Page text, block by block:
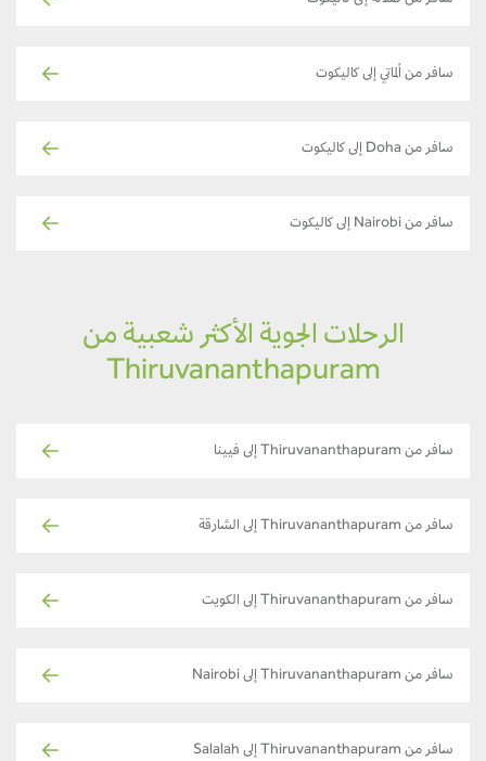
سافر من ألماتي إلى كاليكوت
سافر من Doha إلى كاليكوت
سافر من Nairobi إلى كاليكوت
الرحلات الجوية الأكثر شعبية من
Thiruvananthapuram
سافر من Thiruvananthapuram إلى فيينا
سافر من Thiruvananthapuram إلى الشارقة
سافر من Thiruvananthapuram إلى الكويت
سافر من Thiruvananthapuram إلى Nairobi
سافر من Thiruvananthapuram إلى Salalah